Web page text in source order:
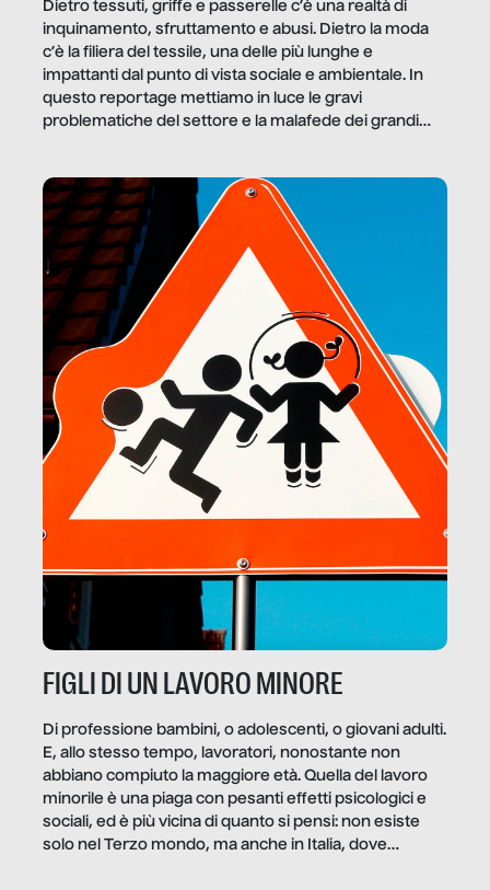
Dietro tessuti, griffe e passerelle c’è una realtà di
inquinamento, sfruttamento e abusi. Dietro la moda
c’è la filiera del tessile, una delle più lunghe e
impattanti dal punto di vista sociale e ambientale. In
questo reportage mettiamo in luce le gravi
problematiche del settore e la malafede dei grandi
FIGLI DI UN LAVORO MINORE
Di professione bambini, o adolescenti, o giovani adulti.
E, allo stesso tempo, lavoratori, nonostante non
abbiano compiuto la maggiore età. Quella del lavoro
minorile è una piaga con pesanti effetti psicologici e
sociali, ed è più vicina di quanto si pensi: non esiste
solo nel Terzo mondo, ma anche in Italia, dove